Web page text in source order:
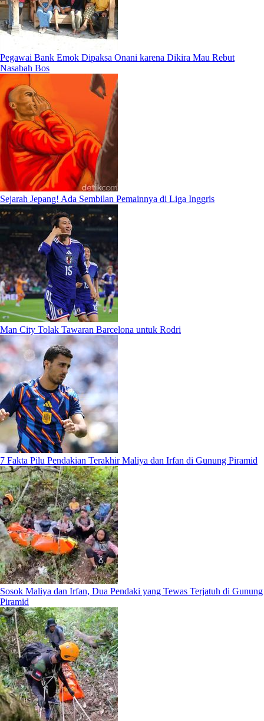
Pegawai Bank Emok Dipaksa Onani karena Dikira Mau Rebut
Nasabah Bos
Sejarah Jepang! Ada Sembilan Pemainnya di Liga Inggris
Man City Tolak Tawaran Barcelona untuk Rodri
7 Fakta Pilu Pendakian Terakhir Maliya dan Irfan di Gunung Piramid
Sosok Maliya dan Irfan, Dua Pendaki yang Tewas Terjatuh di Gunung
Piramid